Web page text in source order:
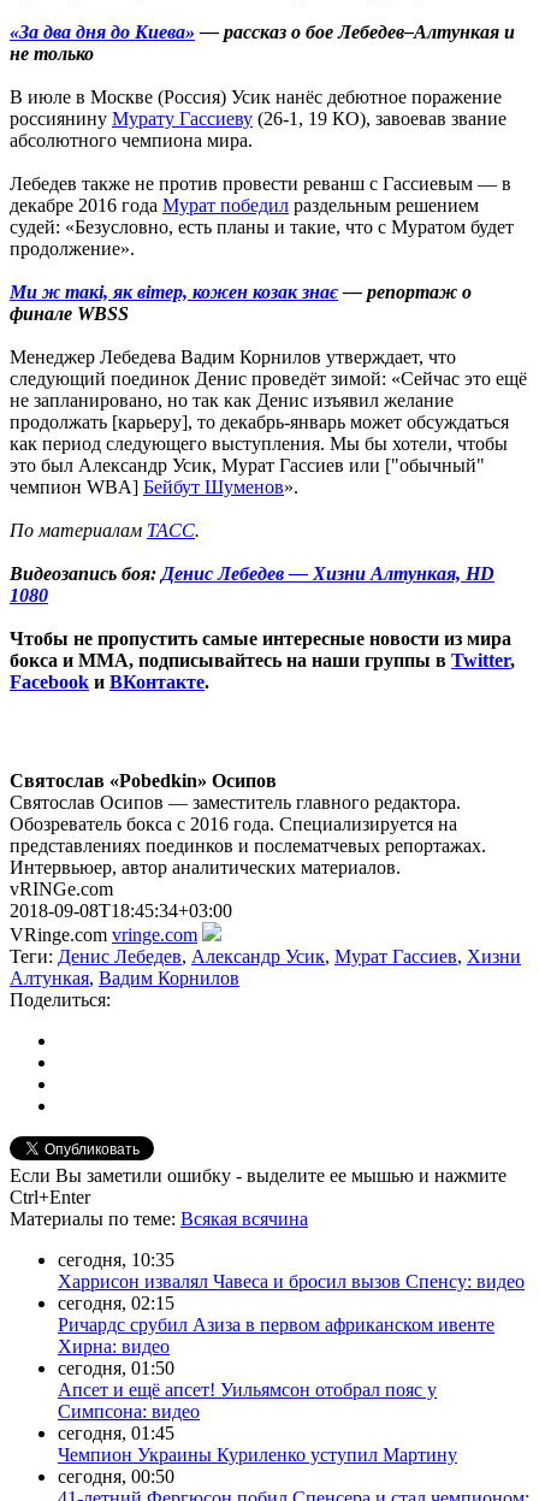
«За два дня до Киева» — рассказ о бое Лебедев–Алтункая и
не только
В июле в Москве (Россия) Усик нанёс дебютное поражение
россиянину Мурату Гассиеву (26-1, 19 КО), завоевав звание
абсолютного чемпиона мира.
Лебедев также не против провести реванш с Гассиевым — в
декабре 2016 года Мурат победил раздельным решением
судей: «Безусловно, есть планы и такие, что с Муратом будет
продолжение».
Ми ж такі, як вітер, кожен козак знає— репортаж о
финале WBSS
Менеджер Лебедева Вадим Корнилов утверждает, что
следующий поединок Денис проведёт зимой: «Сейчас это ещё
не запланировано, но так как Денис изъявил желание
продолжать [карьеру], то декабрь-январь может обсуждаться
как период следующего выступления. Мы бы хотели, чтобы
это был Александр Усик, Мурат Гассиев или ["обычный"
чемпион WBA] Бейбут Шуменов».
По материалам ТАСС.
Видеозапись боя: Денис Лебедев — Хизни Алтункая, HD
1080
Чтобы не пропустить самые интересные новости из мира
бокса и ММА, подписывайтесь на наши группы в Twitter,
Facebook и ВКонтакте.
Святослав «Pobedkin» Осипов
Святослав Осипов — заместитель главного редактора.
Обозреватель бокса с 2016 года. Специализируется на
представлениях поединков и послематчевых репортажах.
Интервьюер, автор аналитических материалов.
vRINGe.com
2018-09-08T18:45:34+03:00
VRinge.com vringe.com
Теги: Денис Лебедев, Александр Усик, Мурат Гассиев, Хизни
Алтункая, Вадим Корнилов
Поделиться:
Если Вы заметили ошибку - выделите ее мышью и нажмите
Ctrl+Enter
Материалы по теме: Всякая всячина
сегодня, 10:35
Харрисон извалял Чавеса и бросил вызов Спенсу: видео
сегодня, 02:15
Ричардс срубил Азиза в первом африканском ивенте
Хирна: видео
сегодня, 01:50
Апсет и ещё апсет! Уильямсон отобрал пояс у
Симпсона: видео
сегодня, 01:45
Чемпион Украины Куриленко уступил Мартину
сегодня, 00:50